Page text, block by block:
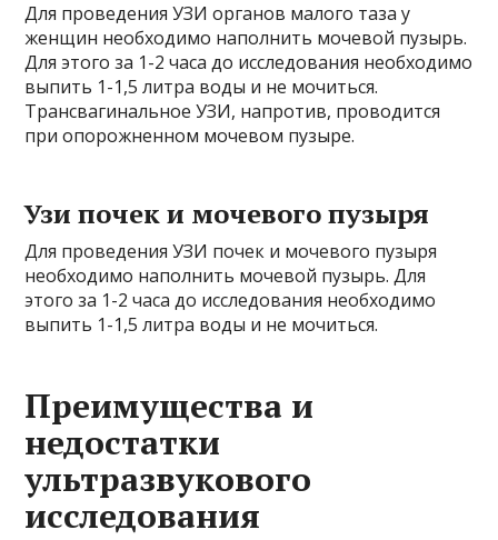
Для проведения УЗИ органов малого таза у
женщин необходимо наполнить мочевой пузырь.
Для этого за 1-2 часа до исследования необходимо
выпить 1-1,5 литра воды и не мочиться.
Трансвагинальное УЗИ, напротив, проводится
при опорожненном мочевом пузыре.
Узи почек и мочевого пузыря
Для проведения УЗИ почек и мочевого пузыря
необходимо наполнить мочевой пузырь. Для
этого за 1-2 часа до исследования необходимо
выпить 1-1,5 литра воды и не мочиться.
Преимущества и
недостатки
ультразвукового
исследования